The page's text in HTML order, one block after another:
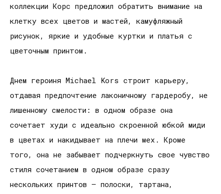
коллекции Корс предложил обратить внимание на
клетку всех цветов и мастей, камуфляжный
рисунок, яркие и удобные куртки и платья с
цветочным принтом.
Днем героиня Michael Kors строит карьеру,
отдавая предпочтение лаконичному гардеробу, не
лишенному смелости: в одном образе она
сочетает худи с идеально скроенной юбкой миди
в цветах и накидывает на плечи мех. Кроме
того, она не забывает подчеркнуть свое чувство
стиля сочетанием в одном образе сразу
нескольких принтов – полоски, тартана,